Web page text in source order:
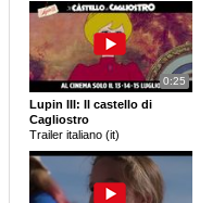
0:25
Lupin III: Il castello di
Cagliostro
Trailer italiano (it)